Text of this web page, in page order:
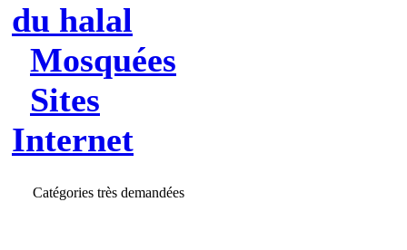
du halal
Mosquées
Sites
Internet
Catégories très demandées